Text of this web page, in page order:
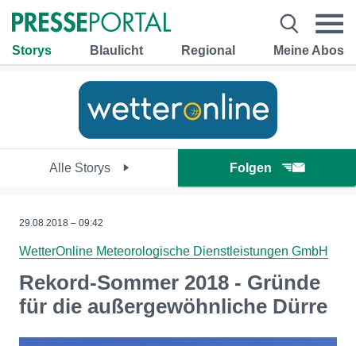
Storys Blaulicht Regional Meine Abos
Alle Storys Folgen
29.08.2018 – 09:42
WetterOnline Meteorologische Dienstleistungen GmbH
Rekord-Sommer 2018 - Gründe
für die außergewöhnliche Dürre